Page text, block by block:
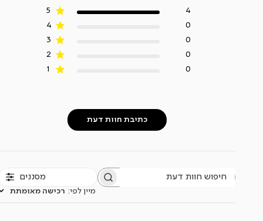
5
4
4
0
3
0
2
0
1
0
כתיבת חוות דעת
חיפוש
מסננים
מיין לפי: רכישה מאומתת